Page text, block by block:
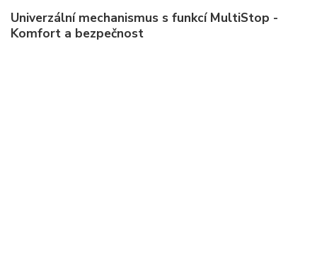
Univerzální mechanismus s funkcí MultiStop -
Komfort a bezpečnost